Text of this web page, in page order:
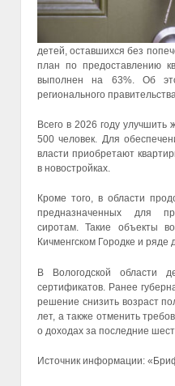
детей, оставшихся без
план по предоставлению
выполнен на 63%. Об
регионального
Всего в 2026 году
500 человек. Для
власти приобретают
в новостройках.
Кроме того, в области
предназначенных для
сиротам. Такие объекты
Кичменгском Городке и ряде
В Вологодской области
сертификатов. Ранее
решение снизить возраст
лет, а также отменить
о доходах за последние
Источник информации: